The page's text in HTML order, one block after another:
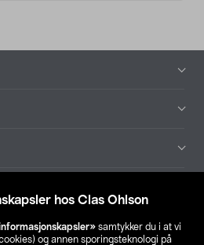
hos Clas Ohlson
samtykker du i at vi
og annen sporingsteknologi på